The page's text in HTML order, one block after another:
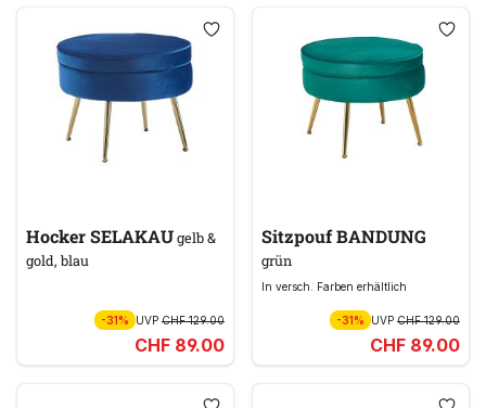
Hocker SELAKAUgelb &
gold, blau
-31% UVP CHF 129.00
CHF 89.00
Sitzpouf BANDUNG
grün
In versch. Farben erhältlich
-31% UVPCHF 129.00
CHF 89.00